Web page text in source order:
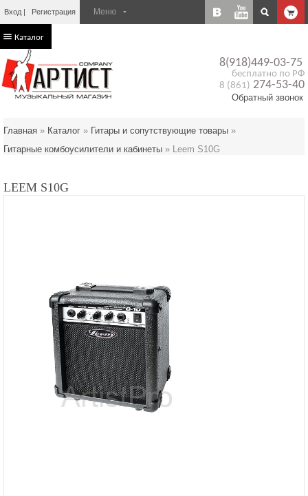
Вход Регистрация
8(918)449-03-75
бесплатно по РФ
8 (861) 274-53-40
Обратный звонок
Каталог
Главная » Каталог » Гитары и сопутствующие товары »
Гитарные комбоусилители и кабинеты » Leem S10G
LEEM S10G